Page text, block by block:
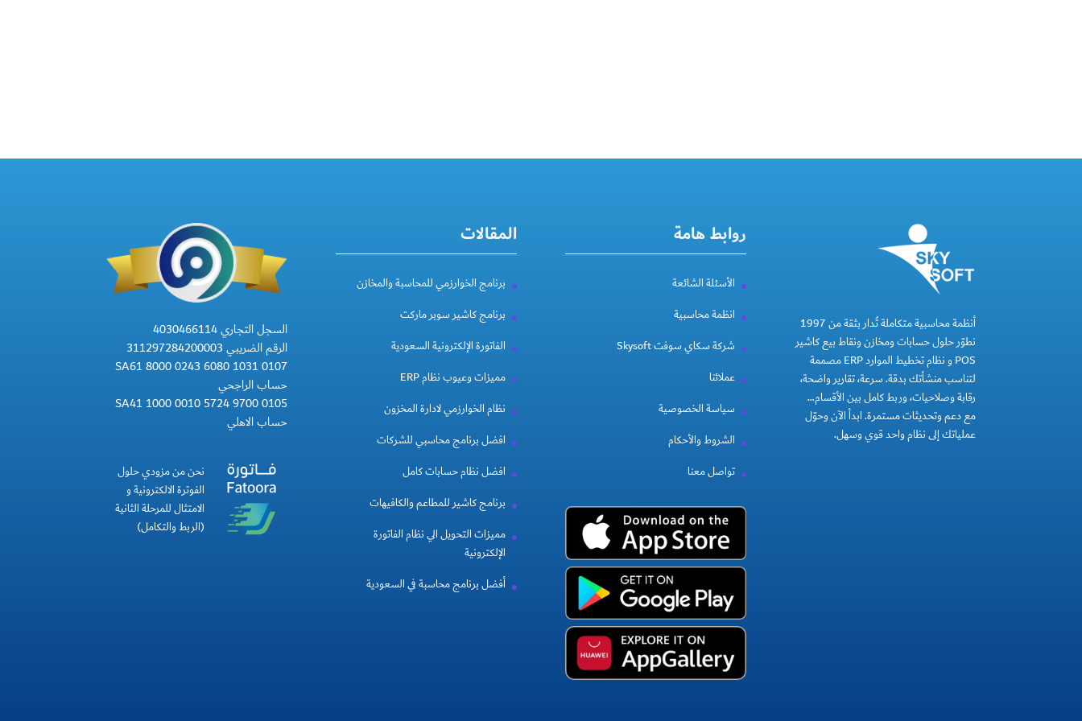
أنظمة محاسبية متكاملة تُدار بثقة من 1997
نطوّر حلول حسابات ومخازن ونقاط بيع كاشير
POS و نظام تخطيط الموارد ERP مصممة
لتناسب منشأتك بدقة. سرعة، تقارير واضحة،
رقابة وصلاحيات، وربط كامل بين الأقسام…
مع دعم وتحديثات مستمرة. ابدأ الآن وحوّل
عملياتك إلى نظام واحد قوي وسهل.
روابط هامة
الأسئلة الشائعة
انظمة محاسبية
شركة سكاي سوفت Skysoft
عملائنا
سياسة الخصوصية
الشروط والأحكام
تواصل معنا
المقالات
برنامج الخوارزمي للمحاسبة والمخازن
برنامج كاشير سوبر ماركت
الفاتورة الإلكترونية السعودية
مميزات وعيوب نظام ERP
نظام الخوارزمي لادارة المخزون
افضل برنامج محاسبي للشركات
افضل نظام حسابات كامل
برنامج كاشير للمطاعم والكافيهات
مميزات التحويل الي نظام الفاتورة
الإلكترونية
أفضل برنامج محاسبة في السعودية
السجل التجاري 4030466114
الرقم الضريبي 311297284200003
SA61 8000 0243 6080 1031 0107
حساب الراجحي
SA41 1000 0010 5724 9700 0105
حساب الاهلي
نحن من مزودي حلول
الفوترة الالكترونية و
الامتثال للمرحلة الثانية
(الربط والتكامل)